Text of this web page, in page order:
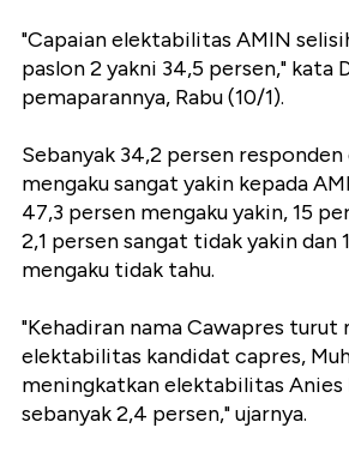
"Capaian elektabilitas AMIN
paslon 2 yakni 34,5 persen," kata
pemaparannya, Rabu (10/1).
Sebanyak 34,2 persen
mengaku sangat yakin kepada
47,3 persen mengaku yakin, 15
2,1 persen sangat tidak yakin dan
mengaku tidak tahu.
"Kehadiran nama Cawapres turut
elektabilitas kandidat capres,
meningkatkan elektabilitas Anies
sebanyak 2,4 persen," ujarnya.